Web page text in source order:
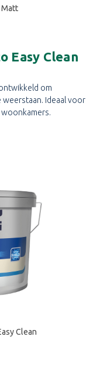
Matt
Easy Clean
om
weerstaan. Ideaal voor
Clean